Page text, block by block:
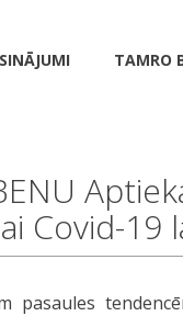
TAMRO
Covid-19
pasaules